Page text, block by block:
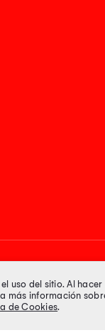
uso del sitio. Al hacer
más información
de Cookies.